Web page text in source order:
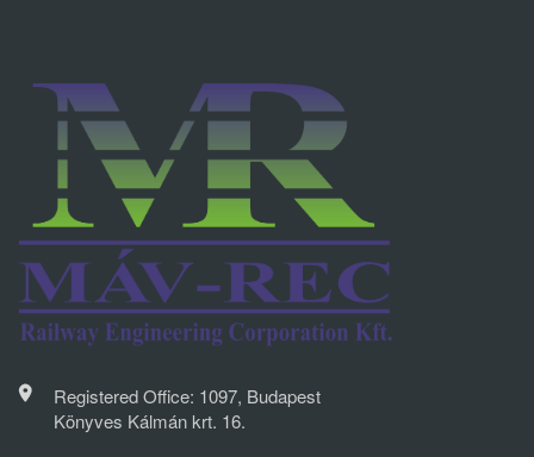
Registered Office: 1097, Budapest
Könyves Kálmán krt. 16.